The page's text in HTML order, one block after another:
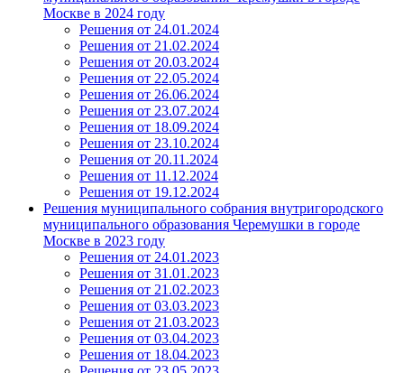
Москве в 2024 году
Решения от 24.01.2024
Решения от 21.02.2024
Решения от 20.03.2024
Решения от 22.05.2024
Решения от 26.06.2024
Решения от 23.07.2024
Решения от 18.09.2024
Решения от 23.10.2024
Решения от 20.11.2024
Решения от 11.12.2024
Решения от 19.12.2024
Решения муниципального собрания внутригородского
муниципального образования Черемушки в городе
Москве в 2023 году
Решения от 24.01.2023
Решения от 31.01.2023
Решения от 21.02.2023
Решения от 03.03.2023
Решения от 21.03.2023
Решения от 03.04.2023
Решения от 18.04.2023